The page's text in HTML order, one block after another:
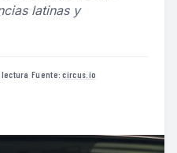
latinas y
·Fuente:circus.io